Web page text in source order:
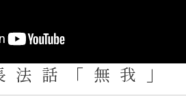
法話「無我」